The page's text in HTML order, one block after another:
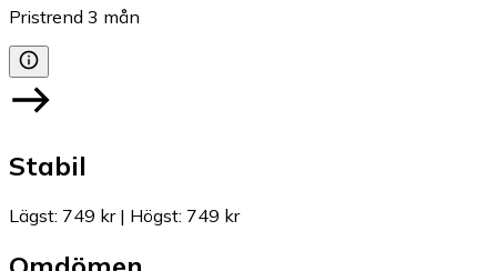
Pristrend 3 mån
Stabil
Lägst: 749 kr| Högst: 749 kr